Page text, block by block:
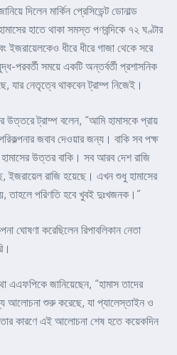
দিলেন মার্কিন প্রেসিডেন্ট ডোনাল্ড
হাতে থাকা সমস্ত পণবন্দিকে ৭২ ঘণ্টার
ইজরায়েলকেও ধীরে ধীরে গাজা থেকে সরে
পরবর্তী সময়ে একটি অন্তর্বর্তী প্রশাসনিক
যার নেতৃত্বে থাকবেন ট্রাম্প নিজেই।
উত্তরে ট্রাম্প বলেন, “আমি হামাসকে প্রায়
জবাব দেওয়ার জন্য। বাকি সব পক্ষ
উত্তর বাকি। সব আরব দেশ রাজি
ইজরায়েল রাজি হয়েছে। এখন শুধু হামাসের
তাহলে পরিণতি হবে খুবই দুঃখজনক।”
ঘোষণা করেছিলেন রিপাবলিকান নেতা
এএফপিকে জানিয়েছেন, “হামাস তাদের
আলোচনা শুরু করেছে, যা প্যালেস্তাইন ও
কারণে এই আলোচনা শেষ হতে কয়েকদিন